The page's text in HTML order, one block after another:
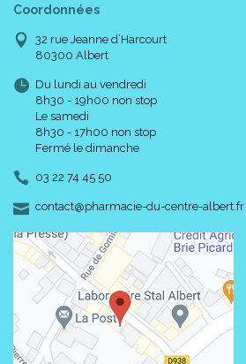
Coordonnées
32 rue Jeanne d’Harcourt
80300 Albert
Du lundi au vendredi
8h30 - 19h00 non stop
Le samedi
8h30 - 17h00 non stop
Fermé le dimanche
03 22 74 45 50
contact-
@-
pharmacie-du-centre-albert.fr